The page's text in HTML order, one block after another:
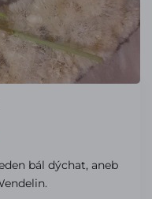
bál dýchat, aneb